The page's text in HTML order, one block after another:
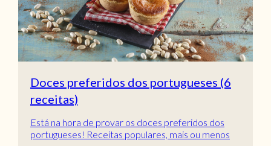
Doces preferidos dos portugueses (6
receitas)
Está na hora de provar os doces preferidos dos
portugueses! Receitas populares, mais ou menos